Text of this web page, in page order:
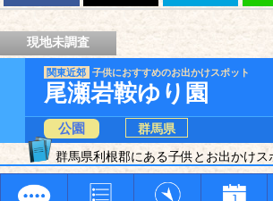
現地未調査
関東近郊 子供におすすめのお出かけスポット
尾瀬岩鞍ゆり園
公園
群馬県
群馬県利根郡にある子供とお出かけス